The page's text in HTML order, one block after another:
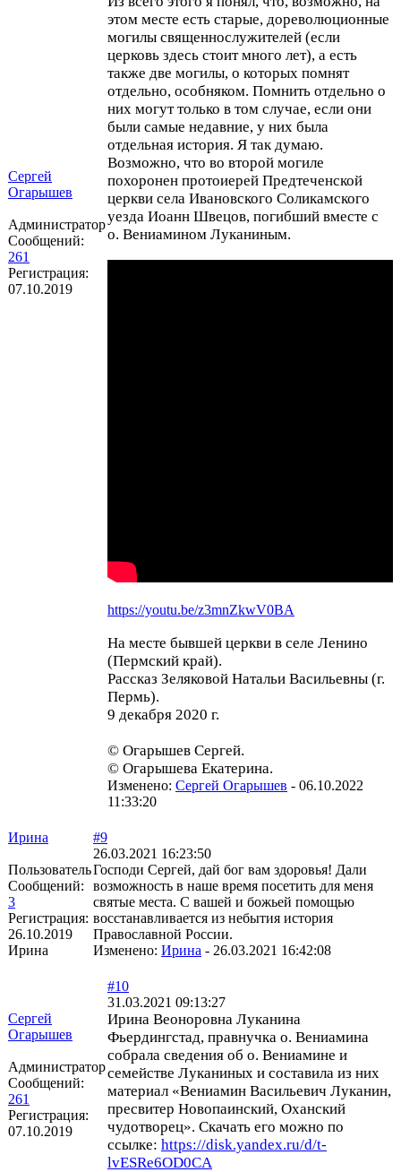
Сергей
Огарышев
Администратор
Сообщений:
261
Регистрация:
07.10.2019
этом месте есть старые, дореволюционные
могилы священнослужителей (если
церковь здесь стоит много лет), а есть
также две могилы, о которых помнят
отдельно, особняком. Помнить отдельно о
них могут только в том случае, если они
были самые недавние, у них была
отдельная история. Я так думаю.
Возможно, что во второй могиле
похоронен протоиерей Предтеченской
церкви села Ивановского Соликамского
уезда Иоанн Швецов, погибший вместе с
о. Вениамином Луканиным.
https://youtu.be/z3mnZkwV0BA
На месте бывшей церкви в селе Ленино
(Пермский край).
Рассказ Зеляковой Натальи Васильевны (г.
Пермь).
9 декабря 2020 г.
© Огарышев Сергей.
© Огарышева Екатерина.
Изменено: Сергей Огарышев - 06.10.2022
11:33:20
Ирина
Пользователь
Сообщений:
3
Регистрация:
26.10.2019
Ирина
#9
26.03.2021 16:23:50
Господи Сергей, дай бог вам здоровья! Дали
возможность в наше время посетить для меня
святые места. С вашей и божьей помощью
восстанавливается из небытия история
Православной России.
Изменено: Ирина - 26.03.2021 16:42:08
Сергей
Огарышев
Администратор
Сообщений:
261
Регистрация:
07.10.2019
#10
31.03.2021 09:13:27
Ирина Веоноровна Луканина
Фьердингстад, правнучка о. Вениамина
собрала сведения об о. Вениамине и
семействе Луканиных и составила из них
материал «Вениамин Васильевич Луканин,
пресвитер Новопаинский, Оханский
чудотворец». Скачать его можно по
ссылке: https://disk.yandex.ru/d/t-
lvESRe6OD0CA